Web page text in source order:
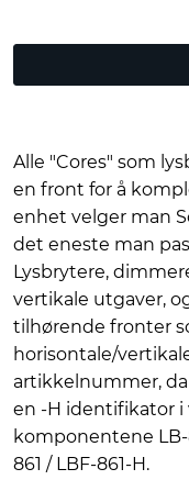
Alle "Cores" som
en front for å
enhet velger man
det eneste man
Lysbrytere,
vertikale utgaver,
tilhørende fronter
horisontale/
artikkelnummer,
en -H identifikator i
komponentene LB-
861 / LBF-861-H.